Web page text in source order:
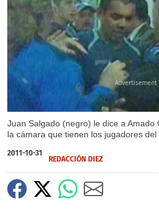
Juan Salgado (negro) le dice a Amado
la cámara que tienen los jugadores del
2011-10-31
REDACCIÓN DIEZ